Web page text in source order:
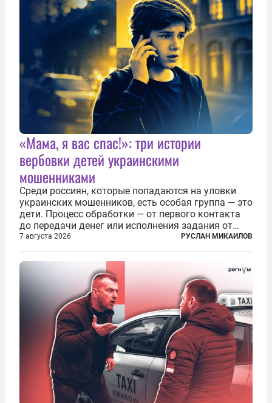
«Мама, я вас спас!»: три истории
вербовки детей украинскими
мошенниками
Среди россиян, которые попадаются на уловки
украинских мошенников, есть особая группа — это
дети. Процесс обработки — от первого контакта
до передачи денег или исполнения задания от
кураторов может занять от двух часов до
нескольких месяцев. Детей превращают в
послушных исполнителей, которые...
7 августа 2026 РУСЛАН МИКАИЛОВ